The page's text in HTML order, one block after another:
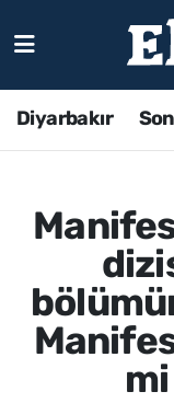
Diyarbakır